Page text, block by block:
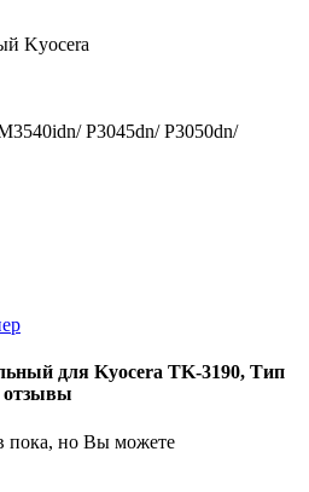
Kyocera
P3045dn/ P3050dn/
для Kyocera TK-3190, Тип
отзывы
пока, но Вы можете